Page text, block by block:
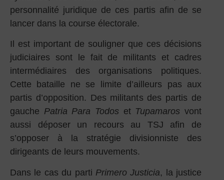
personnalité juridique de ces partis afin de se
lancer dans la course électorale.
Il est important de souligner que ces décisions
judiciaires sont le fait de militants et cadres
intermédiaires des organisations politiques.
Cette bataille ne se limite d’ailleurs pas aux
partis d’opposition. Des militants des partis de
gauche Patria Para Todos et Tupamaros vont
aussi déposer un recours au TSJ afin de
s’opposer à la stratégie divisionniste des
dirigeants de leurs mouvements.
Dans le cas du parti Primero Justicia, la justice